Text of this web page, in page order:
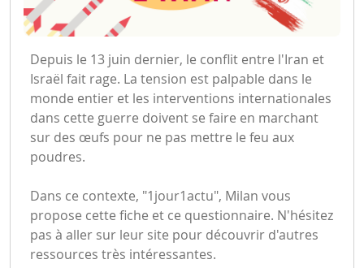
Depuis le 13 juin dernier, le conflit entre l'Iran et
Israël fait rage. La tension est palpable dans le
monde entier et les interventions internationales
dans cette guerre doivent se faire en marchant
sur des œufs pour ne pas mettre le feu aux
poudres.
Dans ce contexte, "1jour1actu", Milan vous
propose cette fiche et ce questionnaire. N'hésitez
pas à aller sur leur site pour découvrir d'autres
ressources très intéressantes.